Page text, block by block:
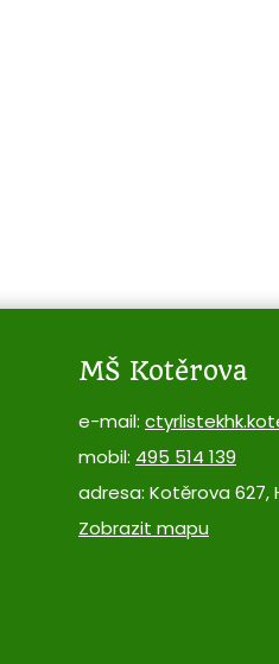
MŠ Kotěrova
e-mail:
mobil: 495 514 139
adresa: Kotěrova 627,
Zobrazit mapu